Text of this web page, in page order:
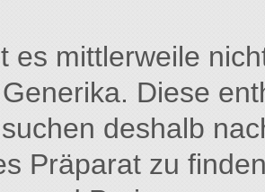
es mittlerweile
Diese
deshalb
Präparat zu